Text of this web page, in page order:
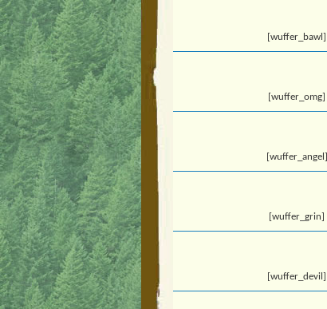
[wuffer_bawl]
[wuffer_omg]
[wuffer_angel]
[wuffer_grin]
[wuffer_devil]